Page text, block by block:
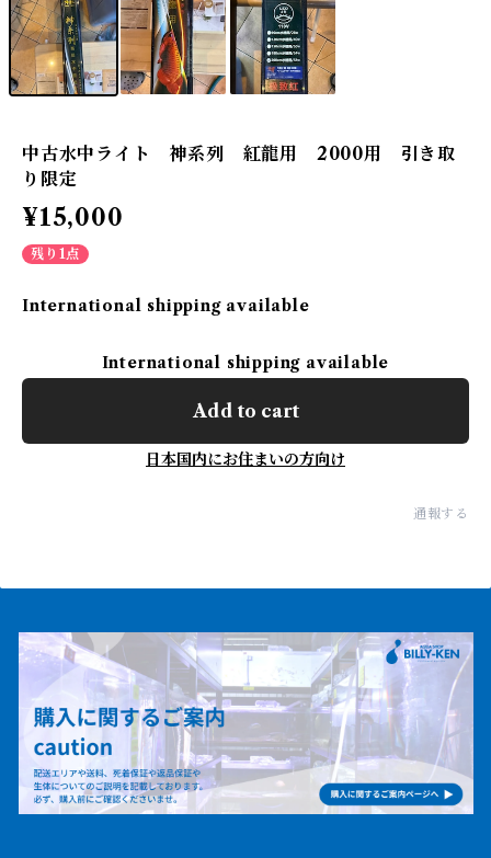
中古水中ライト 神系列 紅龍用 2000用 引き取
り限定
¥15,000
残り1点
International shipping available
International shipping available
Add to cart
日本国内にお住まいの方向け
通報する